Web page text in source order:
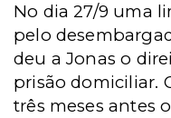
No dia 27/9 uma
pelo
deu a Jonas o
prisão domiciliar.
três meses antes